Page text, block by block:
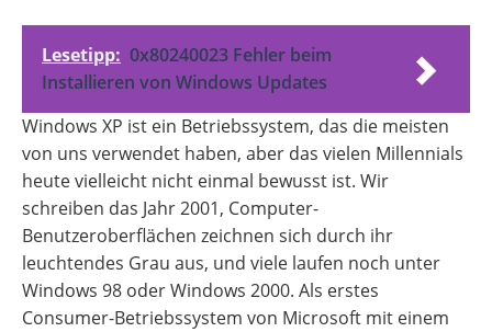
Lesetipp: 0x80240023 Fehler beim
Installieren von Windows Updates
Windows XP ist ein Betriebssystem, das die meisten
von uns verwendet haben, aber das vielen Millennials
heute vielleicht nicht einmal bewusst ist. Wir
schreiben das Jahr 2001, Computer-
Benutzeroberflächen zeichnen sich durch ihr
leuchtendes Grau aus, und viele laufen noch unter
Windows 98 oder Windows 2000. Als erstes
Consumer-Betriebssystem von Microsoft mit einem